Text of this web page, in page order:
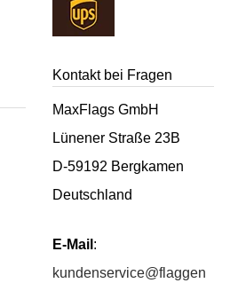
Kontakt bei Fragen
MaxFlags GmbH
Lünener Straße 23B
D-59192 Bergkamen
Deutschland
E-Mail :
kundenservice@flaggen